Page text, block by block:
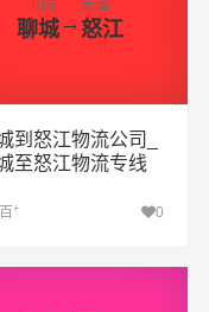
山东
聊城→
云南
怒江
到怒江物流公司_
至怒江物流专线
+ 0
查看详细